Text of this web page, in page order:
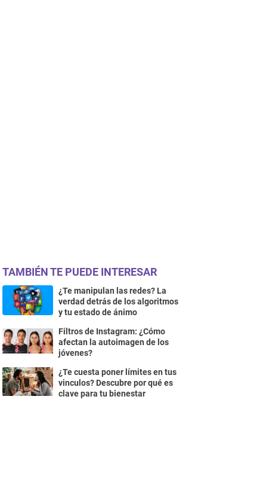
TAMBIÉN TE PUEDE INTERESAR
¿Te manipulan las redes? La
verdad detrás de los algoritmos
y tu estado de ánimo
Filtros de Instagram: ¿Cómo
afectan la autoimagen de los
jóvenes?
¿Te cuesta poner límites en tus
vinculos? Descubre por qué es
clave para tu bienestar